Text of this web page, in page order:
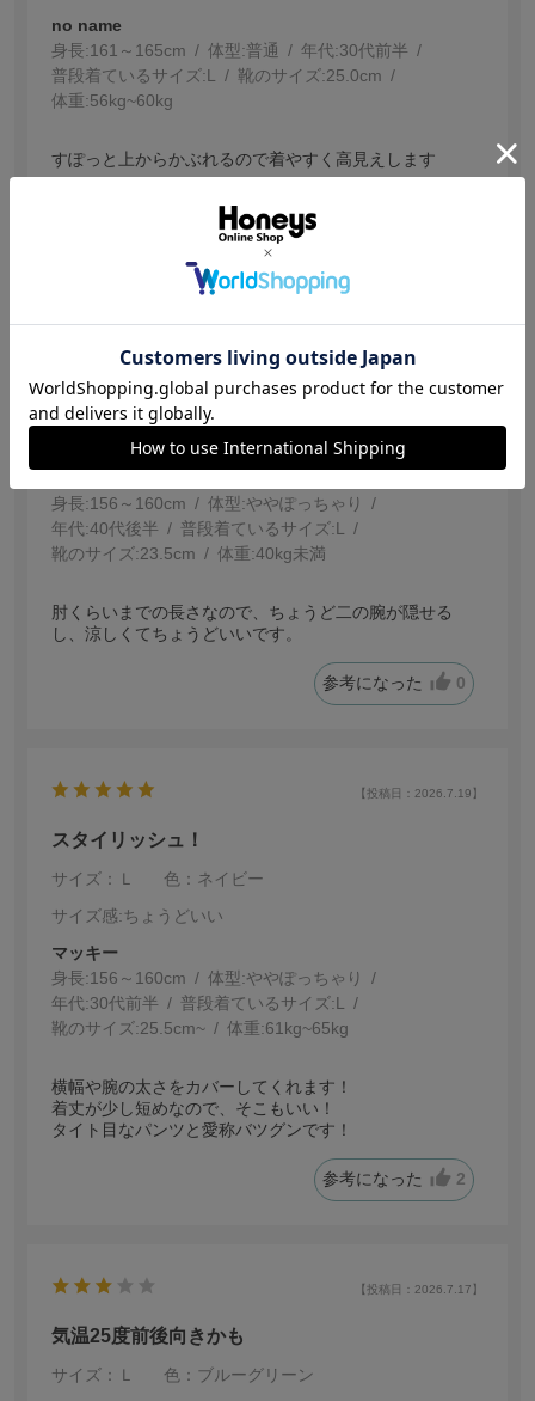
no name
身長:161～165cm 体型:普通 年代:30代前半
普段着ているサイズ:L 靴のサイズ:25.0cm
体重:56kg~60kg
すぽっと上からかぶれるので着やすく高見えします
二の腕が隠せる
サイズ：Ｌ
色：ネイビー
:ちょうどいい
身長:156～160cm 体型:ぽっちゃり
年代:40代後半 普段着ているサイズ:L
靴のサイズ:23.5cm 体重:40kg未満
肘くらいまでの長さなので、ちょうど二の腕が隠せる
し、涼しくてちょうどいいです。
参考になった 0
【投稿日：2026.7.19】
スタイリッシュ！
サイズ：Ｌ
色：ネイビー
サイズ感:ちょうどいい
マッキー
身長:156～160cm 体型:ぽっちゃり
年代:30代前半 普段着ているサイズ:L
靴のサイズ:25.5cm~ 体重:61kg~65kg
横幅や腕の太さをカバーしてくれます！
着丈が少し短めなので、そこもいい！
タイト目なパンツと愛称バツグンです！
参考になった 2
【投稿日：2026.7.17】
気温25度前後向きかも
サイズ：Ｌ
色：ブルーグリーン